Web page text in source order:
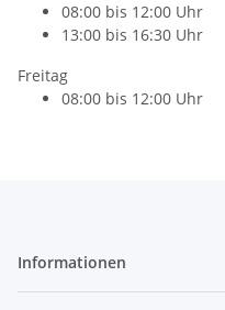
08:00 bis 12:00 Uhr
13:00 bis 16:30 Uhr
Freitag
08:00 bis 12:00 Uhr
Informationen